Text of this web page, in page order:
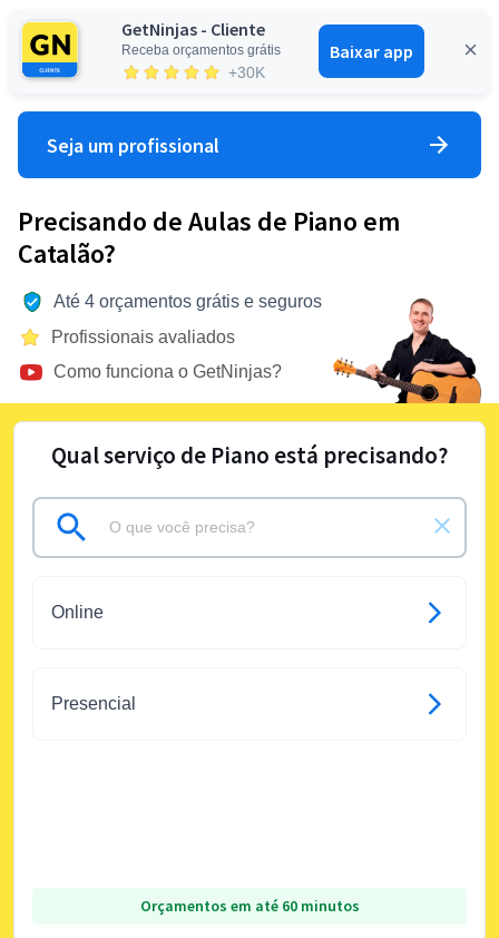
GetNinjas - Cliente
Receba orçamentos grátis
+30K
Baixar app
Entrar
Seja um profissional
Precisando de Aulas de Piano em
Catalão?
Até 4 orçamentos grátis e seguros
Profissionais avaliados
Como funciona o GetNinjas?
Qual serviço de Piano está precisando?
Online
Presencial
Orçamentos em até 60 minutos